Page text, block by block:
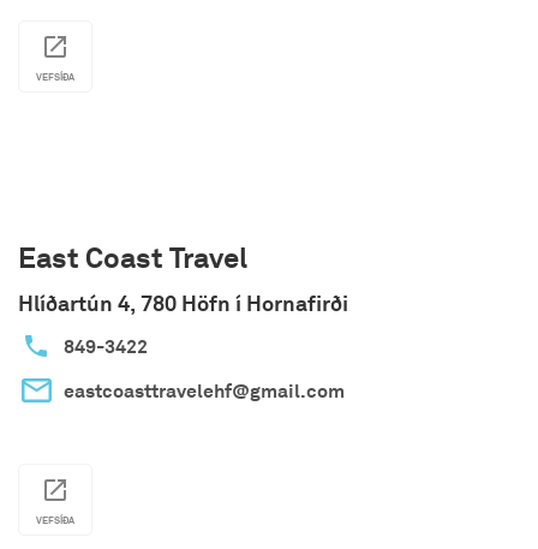
VEFSÍÐA
East Coast Travel
Hlíðartún 4, 780 Höfn í Hornafirði
849-3422
eastcoasttravelehf@gmail.com
VEFSÍÐA